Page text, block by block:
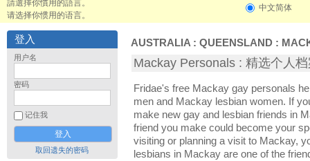
請選擇你慣用的語言。
请选择你惯用的语言。
中文简体
登入
用户名
密码
记住我
取回遗失的密码
AUSTRALIA : QUEENSLAND :
Mackay Personals : 精选个人
Fridae's free Mackay gay personals
men and Mackay lesbian women. If
make new gay and lesbian friends in
friend you make could become your
visiting or planning a visit to Mackay,
lesbians in Mackay are one of the